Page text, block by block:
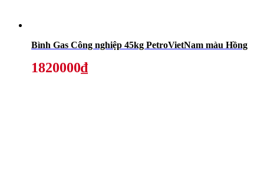
Bình Gas Công nghiệp 45kg PetroVietNam màu Hồng
1820000₫